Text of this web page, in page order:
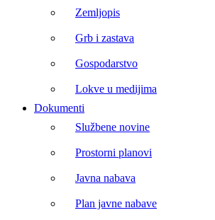
Zemljopis
Grb i zastava
Gospodarstvo
Lokve u medijima
Dokumenti
Službene novine
Prostorni planovi
Javna nabava
Plan javne nabave